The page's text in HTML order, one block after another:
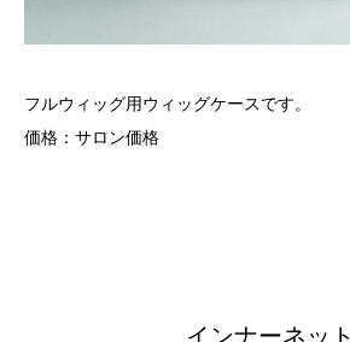
フルウィッグ用ウィッグケースです。
価格：サロン価格
インナーネット